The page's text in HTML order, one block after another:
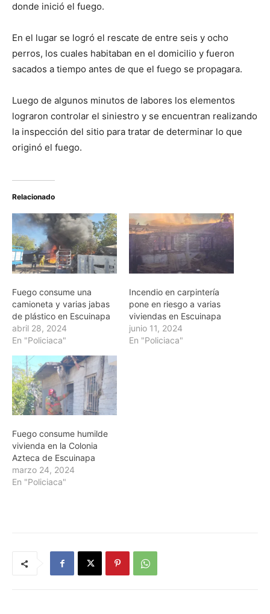
donde inició el fuego.
En el lugar se logró el rescate de entre seis y ocho
perros, los cuales habitaban en el domicilio y fueron
sacados a tiempo antes de que el fuego se propagara.
Luego de algunos minutos de labores los elementos
lograron controlar el siniestro y se encuentran realizando
la inspección del sitio para tratar de determinar lo que
originó el fuego.
Relacionado
Fuego consume una
camioneta y varias jabas
de plástico en Escuinapa
abril 28, 2024
En "Policiaca"
Incendio en carpintería
pone en riesgo a varias
viviendas en Escuinapa
junio 11, 2024
En "Policiaca"
Fuego consume humilde
vivienda en la Colonia
Azteca de Escuinapa
marzo 24, 2024
En "Policiaca"